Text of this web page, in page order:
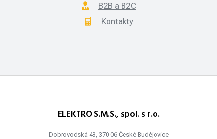
B2B a B2C
Kontakty
ELEKTRO S.M.S., spol. s r.o.
Dobrovodská 43, 370 06 České Budějovice